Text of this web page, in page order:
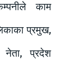
काम
प्रमुख,
नेता, प्रदेश